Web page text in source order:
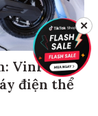
VinFast
điện thể
✕